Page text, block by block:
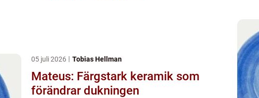
05 juli 2026 Tobias Hellman
Mateus: Färgstark keramik som
förändrar dukningen